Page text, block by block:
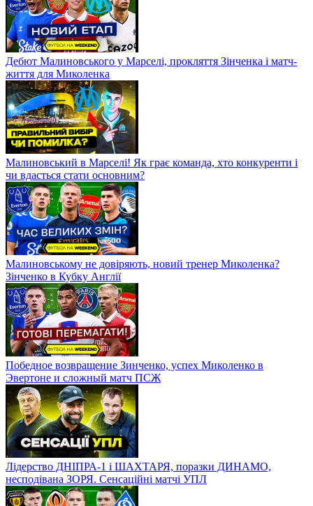
Дебют Малиновського у Марселі, прокляття Зінченка і матч-
життя для Миколенка
Малиновський в Марселі! Як грає команда, хто конкуренти і
чи вдасться стати основним?
Малиновському не довіряють, новий тренер Миколенка?
Зінченко в Кубку Англії
Победное возвращение Зинченко, успех Миколенко в
Эвертоне и сложный матч ПСЖ
Лідерство ДНІПРА-1 і ШАХТАРЯ, поразки ДИНАМО,
несподівана ЗОРЯ. Сенсаційні матчі УПЛ